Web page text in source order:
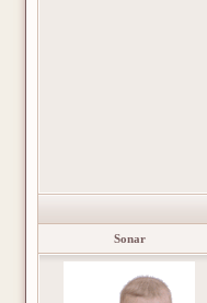
Sonar